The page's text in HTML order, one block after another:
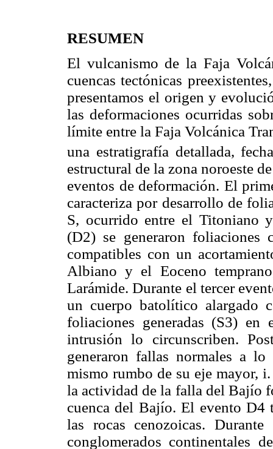
RESUMEN
El vulcanismo de la Faja
cuencas tectónicas
presentamos el origen y
las deformaciones ocurridas
límite entre la Faja Volcánica
una estratigrafía detallada,
estructural de la zona noroeste
eventos de deformación. El
caracteriza por desarrollo de
S, ocurrido entre el Titoniano
(D2) se generaron foliaciones
compatibles con un
Albiano y el Eoceno
Larámide. Durante el tercer
un cuerpo batolítico alargado
foliaciones generadas (S3) en
intrusión lo circunscriben.
generaron fallas normales a
mismo rumbo de su eje mayor,
la actividad de la falla del Bajío
cuenca del Bajío. El evento D4
las rocas cenozoicas.
conglomerados continentales